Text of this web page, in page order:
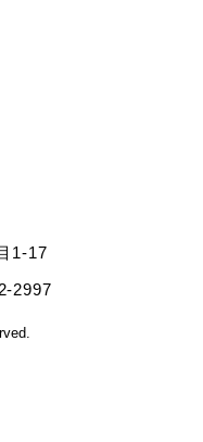
1-17
2997